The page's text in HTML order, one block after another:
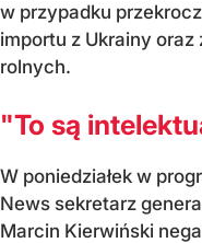
w przypadku
importu z Ukrainy
rolnych.
"To są
W poniedziałek w
News sekretarz
Marcin Kierwiński